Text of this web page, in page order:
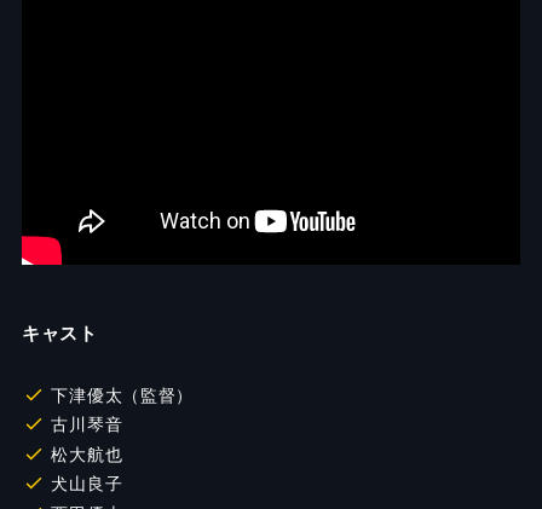
キャスト
下津優太（監督）
古川琴音
松大航也
犬山良子